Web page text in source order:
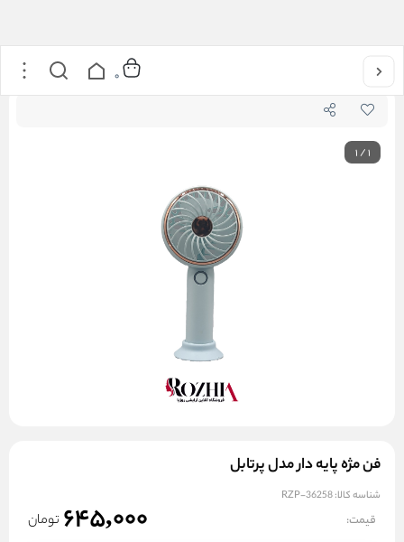
خانه 0
1/1
فن مژه پایه دار مدل پرتابل
شناسه کالا:RZP-36258
قیمت: 645,000 تومان